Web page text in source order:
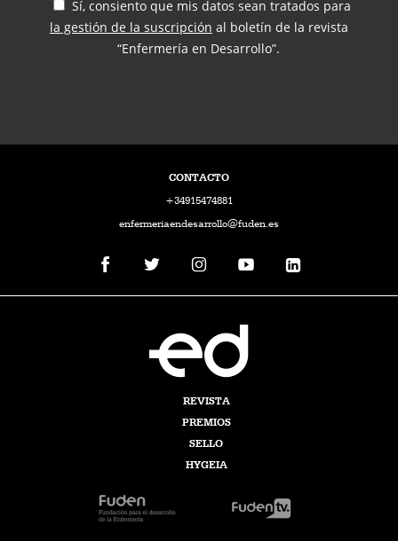
Sí, consiento que mis datos sean tratados para
la gestión de la suscripción al boletín de la revista
“Enfermería en Desarrollo”.
CONTACTO
+34915474881
enfermeriaendesarrollo@fuden.es
REVISTA
PREMIOS
SELLO
HYGEIA